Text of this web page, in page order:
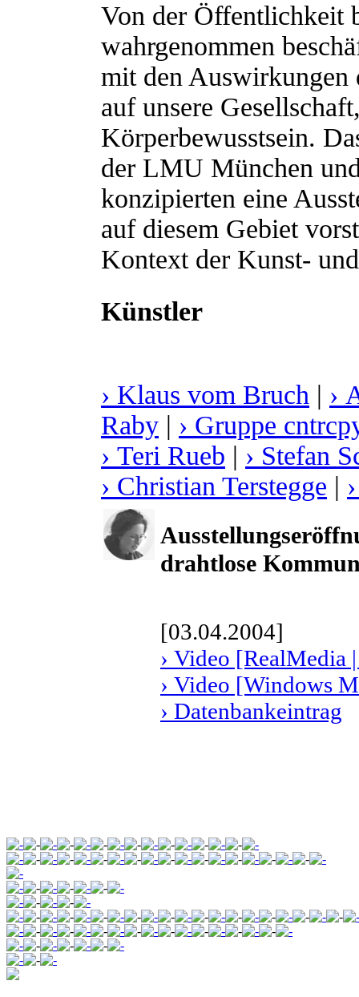
Von der Öffentlichkeit
wahrgenommen
mit den
auf unsere
Körperbewusstsein.
der LMU München
konzipierten eine
auf diesem Gebiet
Kontext der Kunst-
Künstler
› Klaus vom Bruch | ›
Raby | › Gruppe
› Teri Rueb | › Stefan
› Christian Terstegge |
drahtlose
[03.04.2004]
› Video [RealMedia
› Video [Windows
› Datenbankeintrag